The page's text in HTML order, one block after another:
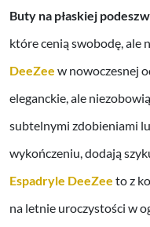
Buty na płaskiej
które cenią swobodę, ale
DeeZee w nowoczesnej
eleganckie, ale
subtelnymi zdobieniami
wykończeniu, dodają
Espadryle DeeZee to z
na letnie uroczystości w